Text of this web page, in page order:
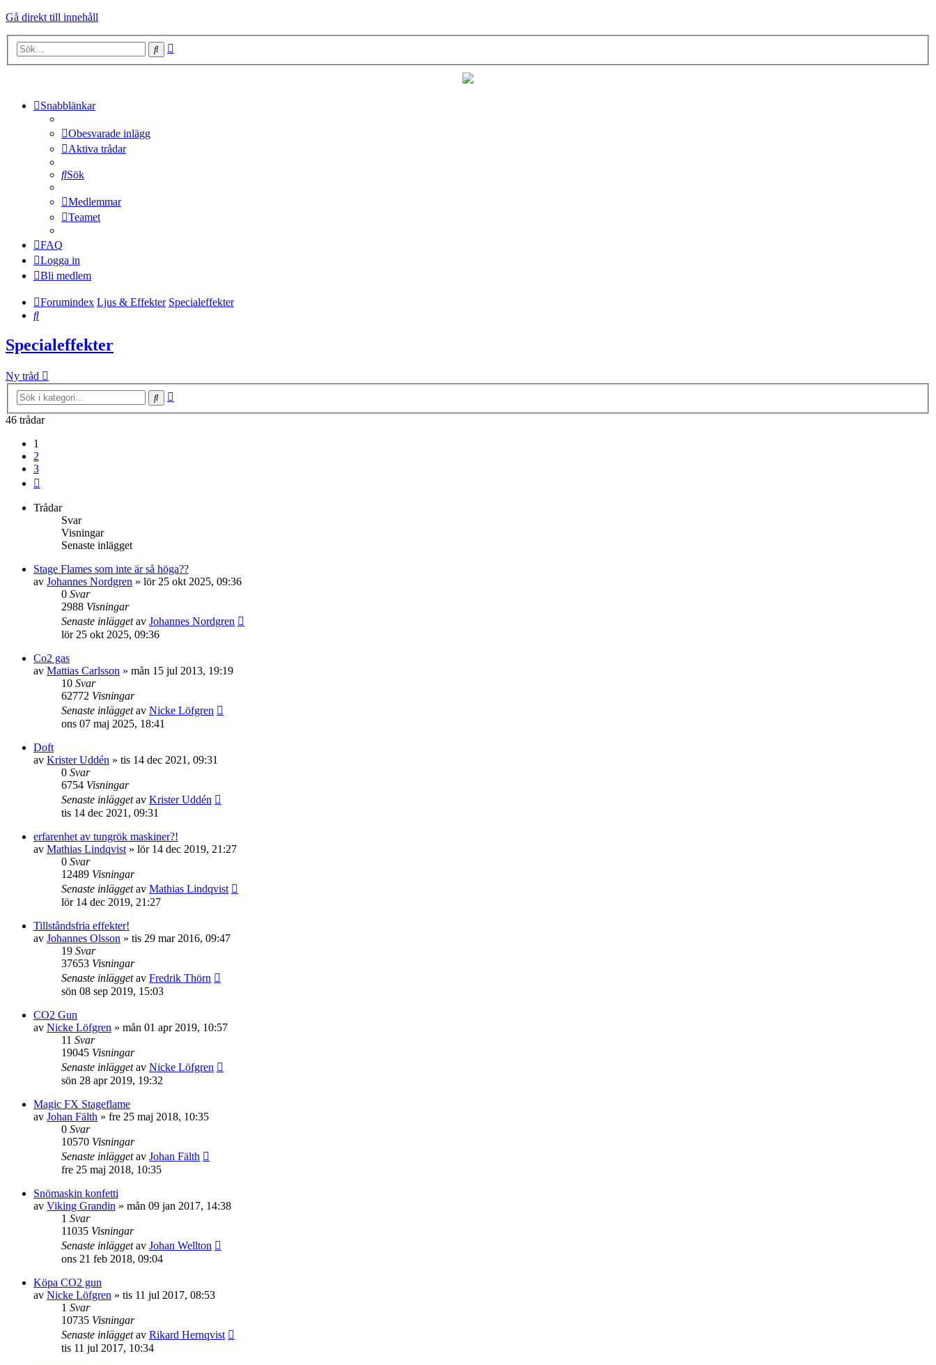
Gå direkt till innehåll
Sök
Snabblänkar
Obesvarade inlägg
Aktiva trådar
Sök
Medlemmar
Teamet
FAQ
Logga in
Bli medlem
Forumindex Ljus & Effekter Specialeffekter
Sök
Specialeffekter
Ny tråd
Sök
46 trådar
1
2
3
Trådar
Svar
Visningar
Senaste inlägget
Stage Flames som inte är så höga??
av Johannes Nordgren » lör 25 okt 2025, 09:36
0 Svar
2988 Visningar
Senaste inläggetav Johannes Nordgren
lör 25 okt 2025, 09:36
Co2 gas
av Mattias Carlsson » mån 15 jul 2013, 19:19
10 Svar
62772 Visningar
Senaste inläggetav Nicke Löfgren
ons 07 maj 2025, 18:41
Doft
av Krister Uddén » tis 14 dec 2021, 09:31
0 Svar
6754 Visningar
Senaste inläggetav Krister Uddén
tis 14 dec 2021, 09:31
erfarenhet av tungrök maskiner?!
av Mathias Lindqvist » lör 14 dec 2019, 21:27
0 Svar
12489 Visningar
Senaste inläggetav Mathias Lindqvist
lör 14 dec 2019, 21:27
Tillståndsfria effekter!
av Johannes Olsson » tis 29 mar 2016, 09:47
19 Svar
37653 Visningar
Senaste inläggetav Fredrik Thörn
sön 08 sep 2019, 15:03
CO2 Gun
av Nicke Löfgren » mån 01 apr 2019, 10:57
11 Svar
19045 Visningar
Senaste inläggetav Nicke Löfgren
sön 28 apr 2019, 19:32
Magic FX Stageflame
av Johan Fälth » fre 25 maj 2018, 10:35
0 Svar
10570 Visningar
Senaste inläggetav Johan Fälth
fre 25 maj 2018, 10:35
Snömaskin konfetti
av Viking Grandin » mån 09 jan 2017, 14:38
1 Svar
11035 Visningar
Senaste inläggetav Johan Wellton
ons 21 feb 2018, 09:04
Köpa CO2 gun
av Nicke Löfgren » tis 11 jul 2017, 08:53
1 Svar
10735 Visningar
Senaste inläggetav Rikard Hernqvist
tis 11 jul 2017, 10:34